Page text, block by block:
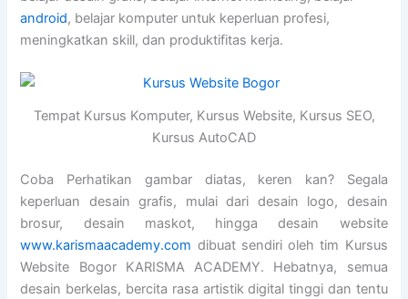
android, belajar komputer untuk keperluan profesi,
meningkatkan skill, dan produktifitas kerja.
Tempat Kursus Komputer, Kursus Website, Kursus SEO,
Kursus AutoCAD
Coba Perhatikan gambar diatas, keren kan? Segala
keperluan desain grafis, mulai dari desain logo, desain
brosur, desain maskot, hingga desain website
www.karismaacademy.com dibuat sendiri oleh tim Kursus
Website Bogor KARISMA ACADEMY. Hebatnya, semua
desain berkelas, bercita rasa artistik digital tinggi dan tentu